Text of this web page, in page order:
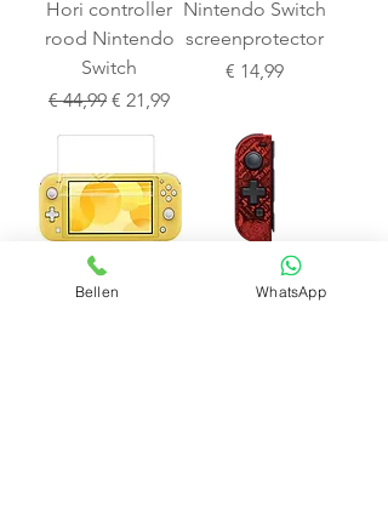
Hori controller
rood Nintendo
Switch
Normale prijs
€ 44,99 Verkoopprijs
€ 21,99
Nintendo Switch
screenprotector
Prijs
€ 14,99
Nintendo Switch
Nintendo Switch
Bellen WhatsApp